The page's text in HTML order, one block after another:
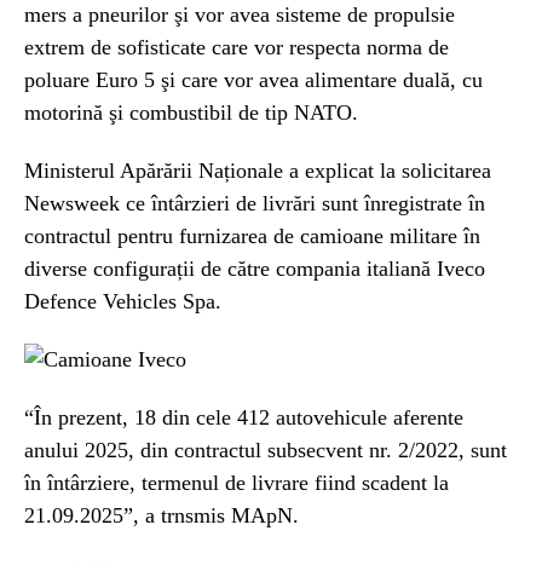
mers a pneurilor şi vor avea sisteme de propulsie
extrem de sofisticate care vor respecta norma de
poluare Euro 5 şi care vor avea alimentare duală, cu
motorină şi combustibil de tip NATO.
Ministerul Apărării Naționale a explicat la solicitarea
Newsweek ce întârzieri de livrări sunt înregistrate în
contractul pentru furnizarea de camioane militare în
diverse configurații de către compania italiană Iveco
Defence Vehicles Spa.
“În prezent, 18 din cele 412 autovehicule aferente
anului 2025, din contractul subsecvent nr. 2/2022, sunt
în întârziere, termenul de livrare fiind scadent la
21.09.2025”, a trnsmis MApN.